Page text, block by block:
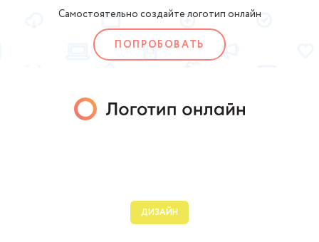
Самостоятельно создайте логотип онлайн
ПОПРОБОВАТЬ
ДИЗАЙН